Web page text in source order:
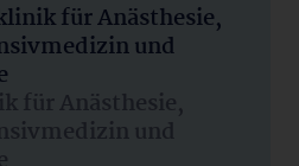
für Anästhesie,
und
für Anästhesie,
und